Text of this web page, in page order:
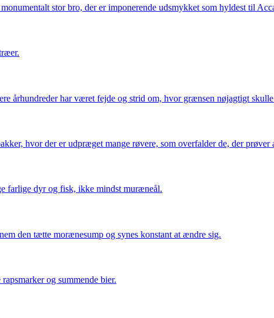
stor bro, der er imponerende udsmykket som hyldest til
århundreder har været fejde og strid om, hvor grænsen nøjagtigt
hvor der er udpræget mange røvere, som overfalder de, der prøver
farlige dyr og fisk, ikke mindst muræneål.
den tætte morænesump og synes konstant at ændre sig.
og summende bier.